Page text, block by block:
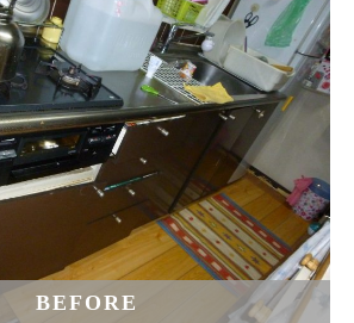
BEFORE